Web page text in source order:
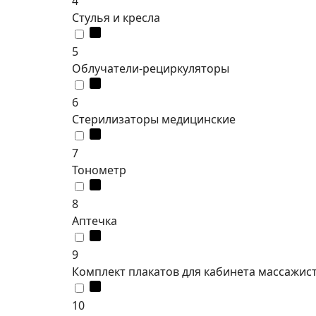
Стулья и кресла
5
Облучатели-рециркуляторы
6
Стерилизаторы медицинские
7
Тонометр
8
Аптечка
9
Комплект плакатов для кабинета
10